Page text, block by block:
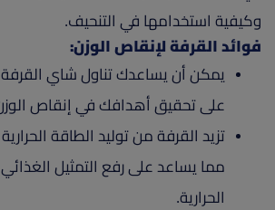
وكيفية استخدامها في التنحيف.
فوائد القرفة لإنقاص الوزن:
يمكن أن يساعدك تناول شاي
على تحقيق أهدافك في إنقاص
تزيد القرفة من توليد الطاقة
مما يساعد على رفع التمثيل
الحرارية.